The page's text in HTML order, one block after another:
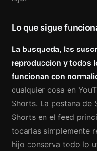
Lo que sigue
La busqueda, las
reproduccion y todos
funcionan con
cualquier cosa en
Shorts. La pestana de
Shorts en el feed
tocarlas simplemente
hijo conserva todo lo